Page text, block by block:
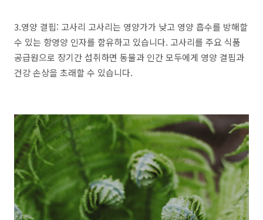
3.영양 결핍: 고사리 고사리는 영양가가 낮고 영양 흡수를 방해할
수 있는 항영양 인자를 함유하고 있습니다. 고사리를 주요 식품
공급원으로 장기간 섭취하면 동물과 인간 모두에게 영양 결핍과
건강 손상을 초래할 수 있습니다.